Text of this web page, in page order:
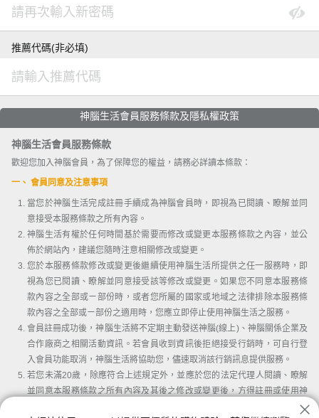
推薦代碼(非必填)
神腦生活會員服務條款及隱私權政策
神腦生活會員服務條款
歡迎您加入神腦會員，為了保障您的權益，請務必詳讀本條款：
一、 會員同意及注意事項
當您於神腦生活完成註冊手續成為神腦會員時，即視為已閱讀、瞭解並同
意接受本服務條款之所有內容。
神腦生活有權於任何時間基於需要而修改或變更本服務條款之內容，並公
佈於網站內，建議您隨時注意相關修改或變更。
您於本服務條款修改或變更後繼續使用神腦生活所提供之任一服務時，即
視為您已閱讀、瞭解並同意接受該等修改或變更。如果您不同意本服務條
款內容之全部或ㄧ部份時，或者您所屬的國家或地域之法律排除本服務條
款內容之全部或ㄧ部份之適用時，您應立即停止使用神腦生活之服務。
會員註冊成功後，神腦生活將不定期主動發送神腦(線上)、神腦關係企業及
合作廠商之相關活動資訊。若會員收到資訊後拒絕接受行銷時，可自行登
入會員功能取消，神腦生活將協助您，儘速取消該行銷訊息提供服務。
若您未滿20歲，除應符合上述規定外，並應於您的法定代理人閱讀、瞭解
並同意本服務條款之所有內容及其後之修改或變更後，方得註冊或使用神
腦生活。當您使用或繼續使用神腦生活所提供之任一服務時，即推定您的